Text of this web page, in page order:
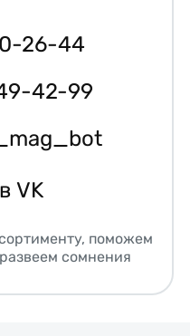
26-44
42-99
VK
поможем
сомнения